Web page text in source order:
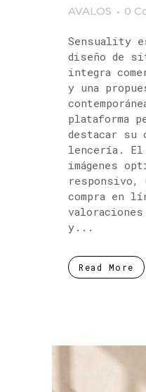
AVALOS
0
Sensuality
diseño de
integra
y una
plataforma
destacar su
lencería. El
imágenes
responsivo,
compra en
y...
Read More